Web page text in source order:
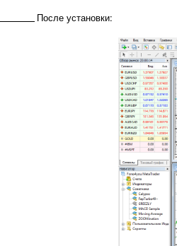
После установки: